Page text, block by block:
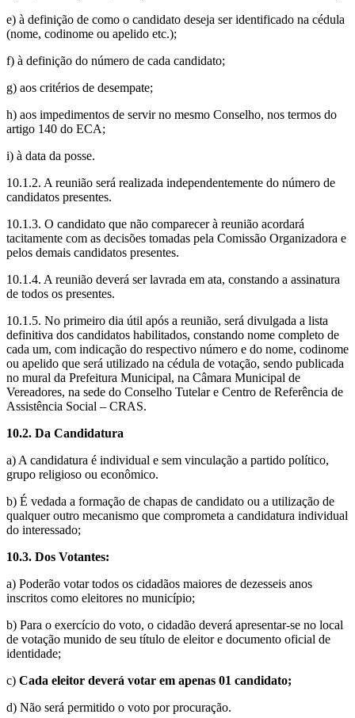
e) à definição de como o candidato deseja ser identificado na cédula
(nome, codinome ou apelido etc.);
f) à definição do número de cada candidato;
g) aos critérios de desempate;
h) aos impedimentos de servir no mesmo Conselho, nos termos do
artigo 140 do ECA;
i) à data da posse.
10.1.2. A reunião será realizada independentemente do número de
candidatos presentes.
10.1.3. O candidato que não comparecer à reunião acordará
tacitamente com as decisões tomadas pela Comissão Organizadora e
pelos demais candidatos presentes.
10.1.4. A reunião deverá ser lavrada em ata, constando a assinatura
de todos os presentes.
10.1.5. No primeiro dia útil após a reunião, será divulgada a lista
definitiva dos candidatos habilitados, constando nome completo de
cada um, com indicação do respectivo número e do nome, codinome
ou apelido que será utilizado na cédula de votação, sendo publicada
no mural da Prefeitura Municipal, na Câmara Municipal de
Vereadores, na sede do Conselho Tutelar e Centro de Referência de
Assistência Social – CRAS.
10.2. Da Candidatura
a) A candidatura é individual e sem vinculação a partido político,
grupo religioso ou econômico.
b) É vedada a formação de chapas de candidato ou a utilização de
qualquer outro mecanismo que comprometa a candidatura individual
do interessado;
10.3. Dos Votantes:
a) Poderão votar todos os cidadãos maiores de dezesseis anos
inscritos como eleitores no município;
b) Para o exercício do voto, o cidadão deverá apresentar-se no local
de votação munido de seu título de eleitor e documento oficial de
identidade;
c) Cada eleitor deverá votar em apenas 01 candidato;
d) Não será permitido o voto por procuração.